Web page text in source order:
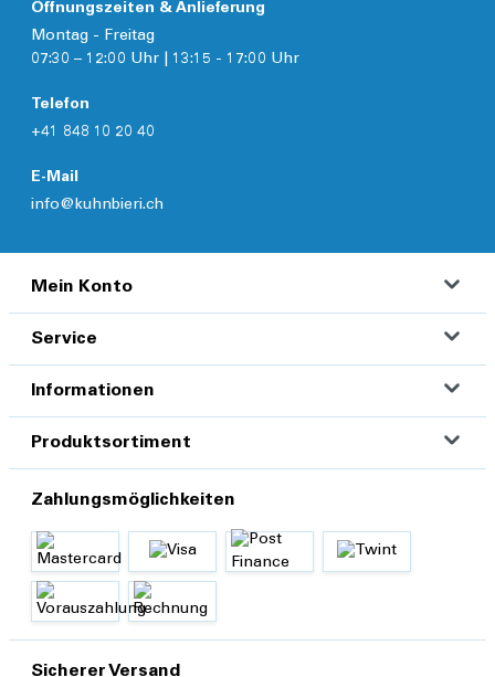
Öffnungszeiten & Anlieferung
Montag - Freitag
07:30 – 12:00 Uhr | 13:15 - 17:00 Uhr
Telefon
+41 848 10 20 40
E-Mail
info@kuhnbieri.ch
Mein Konto
Service
Informationen
Produktsortiment
Zahlungsmöglichkeiten
Sicherer Versand